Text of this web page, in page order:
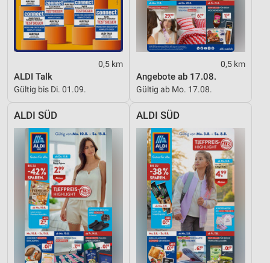
0,5 km
ALDI Talk
Gültig bis Di. 01.09.
0,5 km
Angebote ab 17.08.
Gültig ab Mo. 17.08.
ALDI SÜD ALDI SÜD
Performance
Funktional